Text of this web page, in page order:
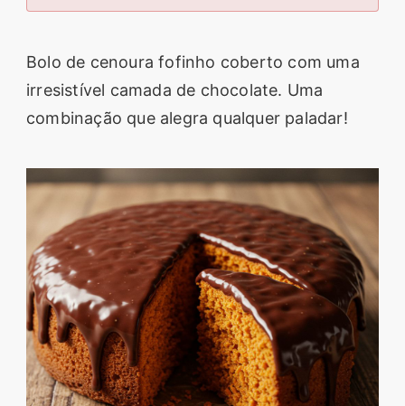
que vão impressionar
Transforme suas
refeições e inspire-se
agora mesmo!
Bolo de cenoura fofinho coberto com uma
irresistível camada de chocolate. Uma
combinação que alegra qualquer paladar!